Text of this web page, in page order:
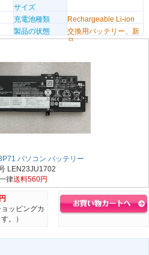
サイズ
充電池種類
Rechargeable Li-ion
製品の状態
交換用バッテリー、新
品
パソコン バッテリー
LEN23JU1702
律送料560円
ッピングカ
。）